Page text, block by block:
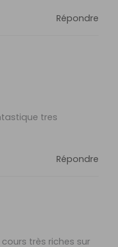
Répondre
tres
Répondre
très riches sur